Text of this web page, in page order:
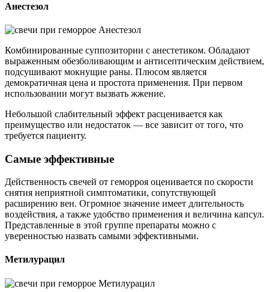
Анестезол
Комбинированные суппозитории с анестетиком. Обладают
выраженным обезболивающим и антисептическим действием,
подсушивают мокнущие раны. Плюсом является
демократичная цена и простота применения. При первом
использовании могут вызвать жжение.
Небольшой слабительный эффект расценивается как
преимущество или недостаток — все зависит от того, что
требуется пациенту.
Самые эффективные
Действенность свечей от геморроя оценивается по скорости
снятия неприятной симптоматики, сопутствующей
расширению вен. Огромное значение имеет длительность
воздействия, а также удобство применения и величина капсул.
Представленные в этой группе препараты можно с
уверенностью назвать самыми эффективными.
Метилурацил